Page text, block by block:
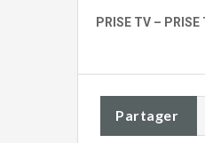
PRISE TV –
Partager